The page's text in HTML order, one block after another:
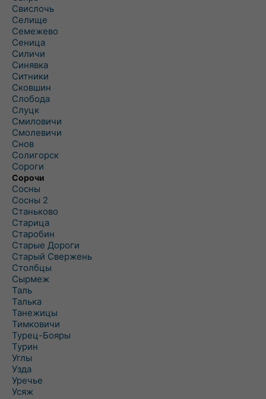
Свислочь
Селище
Семежево
Сеница
Силичи
Синявка
Ситники
Сковшин
Слобода
Слуцк
Смиловичи
Смолевичи
Снов
Солигорск
Сороги
Сорочи
Сосны
Сосны 2
Станьково
Старица
Старобин
Старые Дороги
Старый Свержень
Столбцы
Сырмеж
Таль
Талька
Танежицы
Тимковичи
Турец-Бояры
Турин
Углы
Узда
Уречье
Усяж